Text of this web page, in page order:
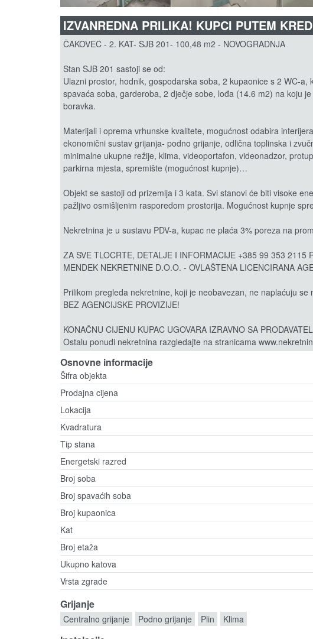
IZVANREDNA PRILIKA! KUPCI PUTEM
ČAKOVEC - 2. KAT- SJB 201- 100,48 m2 - NOVOGRADNJA
Stan SJB 201 sastoji se od:
Ulazni prostor, hodnik, gospodarska soba, 2 kupaonice s 2 WC-
spavaća soba, garderoba, 2 dječje sobe, lođa (14.6 m2) na koju
boravka.
Materijali i oprema vrhunske kvalitete, mogućnost odabira
ekonomični sustav grijanja- podno grijanje, odlična toplinska i
minimalne ukupne režije, klima, videoportafon, videonadzor,
parkirna mjesta, spremište (mogućnost kupnje)…
Objekt se sastoji od prizemlja i 3 kata. Svi stanovi će biti visoke
pažljivo osmišljenim rasporedom prostorija. Mogućnost kupnje
Nekretnina je u sustavu PDV-a, kupac ne plaća 3% poreza na
ZA SVE TLOCRTE, DETALJE I INFORMACIJE +385 99 353 2115
MENDEK NEKRETNINE D.O.O. - OVLAŠTENA LICENCIRANA
Prilikom pregleda nekretnine, koji je neobavezan, ne naplaćuju se
BEZ AGENCIJSKE PROVIZIJE!
KONAČNU CIJENU KUPAC UGOVARA IZRAVNO SA
Ostalu ponudi nekretnina razgledajte na stranicama
Osnovne informacije
Šifra objekta
Prodajna cijena
Lokacija
Kvadratura
Tip stana
Energetski razred
Broj soba
Broj spavaćih soba
Broj kupaonica
Kat
Broj etaža
Ukupno katova
Vrsta zgrade
Grijanje
Centralno grijanje Podno grijanje Plin Klima